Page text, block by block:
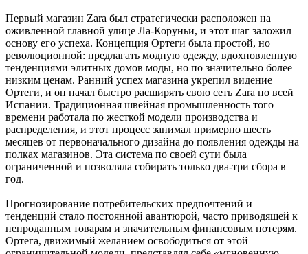
Первый магазин Zara был стратегически расположен на
оживленной главной улице Ла-Коруньи, и этот шаг заложил
основу его успеха. Концепция Ортеги была простой, но
революционной: предлагать модную одежду, вдохновленную
тенденциями элитных домов моды, но по значительно более
низким ценам. Ранний успех магазина укрепил видение
Ортеги, и он начал быстро расширять свою сеть Zara по всей
Испании. Традиционная швейная промышленность того
времени работала по жесткой модели производства и
распределения, и этот процесс занимал примерно шесть
месяцев от первоначального дизайна до появления одежды на
полках магазинов. Эта система по своей сути была
ограниченной и позволяла собирать только два-три сбора в
год.
Прогнозирование потребительских предпочтений и
тенденций стало постоянной авантюрой, часто приводящей к
непроданным товарам и значительным финансовым потерям.
Ортега, движимый желанием освободиться от этой